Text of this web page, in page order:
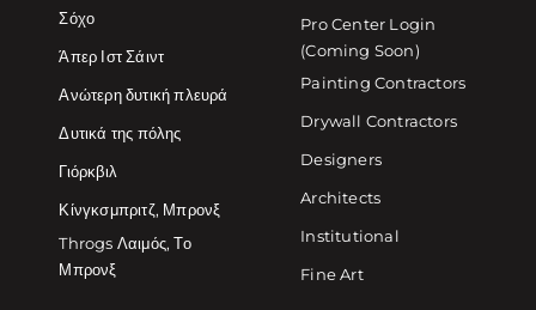
Σόχο
Άπερ Ιστ Σάιντ
Ανώτερη δυτική πλευρά
Δυτικά της πόλης
Γιόρκβιλ
Κίνγκσμπριτζ, Μπρονξ
Throgs Λαιμός, Το
Μπρονξ
Pro Center Login
(Coming Soon)
Painting Contractors
Drywall Contractors
Designers
Architects
Institutional
Fine Art